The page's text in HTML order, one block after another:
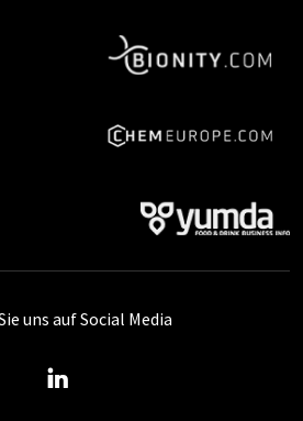
uns auf Social Media